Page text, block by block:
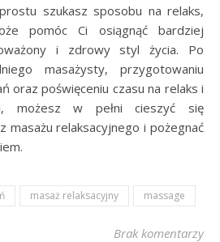
szukasz sposobu na relaks,
pomóc Ci osiągnąć bardziej
i zdrowy styl życia. Po
masażysty, przygotowaniu
oraz poświęceniu czasu na relaks i
możesz w pełni cieszyć się
masażu relaksacyjnego i pożegnać
masaż relaksacyjny massage
Brak komentarzy